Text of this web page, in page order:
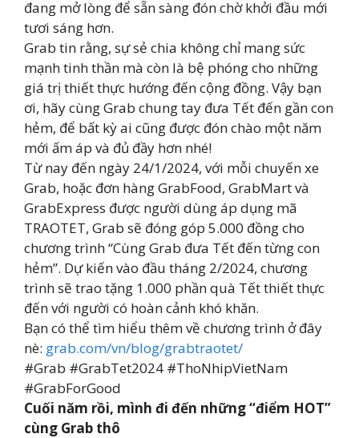
đang mở lòng để sẵn sàng đón chờ khởi đầu mới
tươi sáng hơn.
Grab tin rằng, sự sẻ chia không chỉ mang sức
mạnh tinh thần mà còn là bệ phóng cho những
giá trị thiết thực hướng đến cộng đồng. Vậy bạn
ơi, hãy cùng Grab chung tay đưa Tết đến gần con
hẻm, để bất kỳ ai cũng được đón chào một năm
mới ấm áp và đủ đầy hơn nhé!
Từ nay đến ngày 24/1/2024, với mỗi chuyến xe
Grab, hoặc đơn hàng GrabFood, GrabMart và
GrabExpress được người dùng áp dụng mã
TRAOTET, Grab sẽ đóng góp 5.000 đồng cho
chương trình “Cùng Grab đưa Tết đến từng con
hẻm”. Dự kiến vào đầu tháng 2/2024, chương
trình sẽ trao tặng 1.000 phần quà Tết thiết thực
đến với người có hoàn cảnh khó khăn.
Bạn có thể tìm hiểu thêm về chương trình ở đây
nè: grab.com/vn/blog/grabtraotet/
#Grab #GrabTet2024 #ThoNhipVietNam
#GrabForGood
Cuối năm rồi, mình đi đến những “điểm HOT”
cùng Grab thô